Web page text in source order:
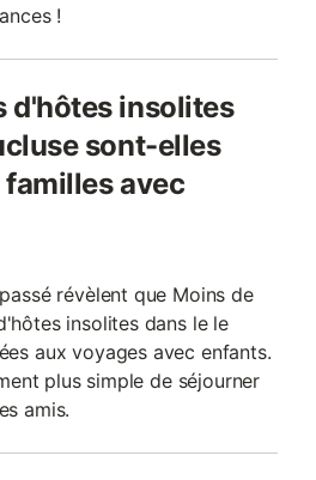
!
d'hôtes insolites
sont-elles
avec
révèlent que Moins de
insolites dans le le
aux voyages avec enfants.
plus simple de séjourner
amis.